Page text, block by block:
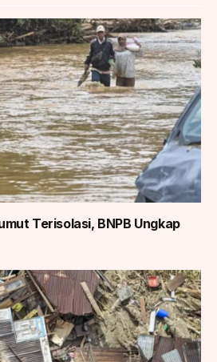
Terisolasi, BNPB Ungkap